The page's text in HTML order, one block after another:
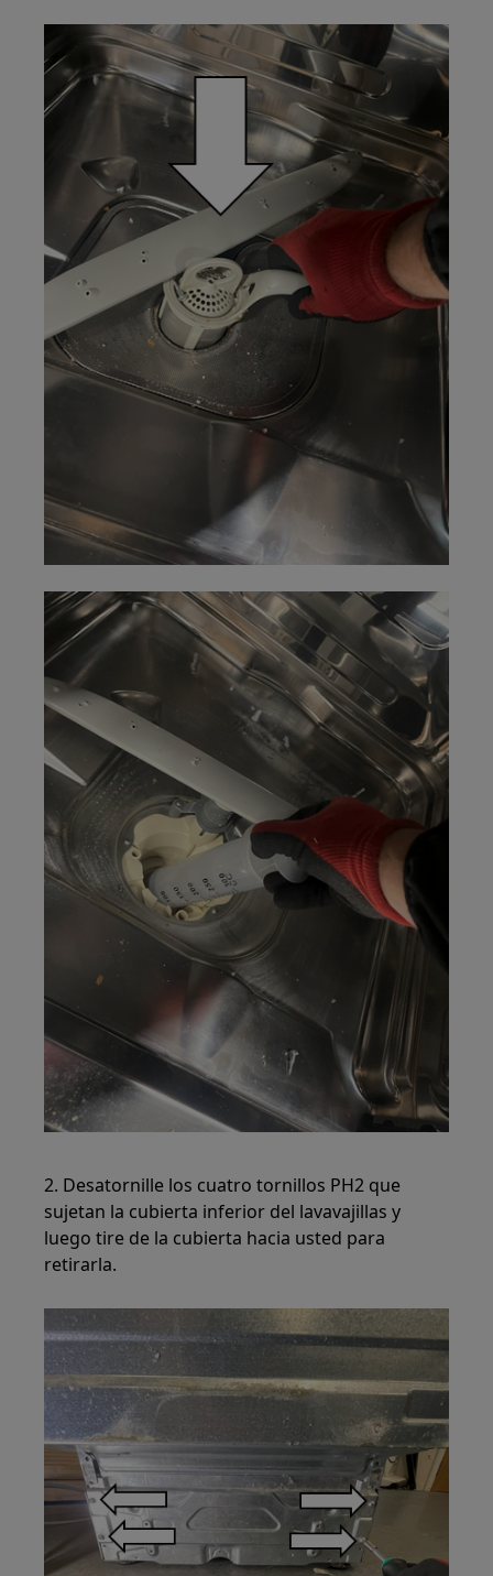
2. Desatornille los cuatro tornillos PH2 que
sujetan la cubierta inferior del lavavajillas y
luego tire de la cubierta hacia usted para
retirarla.